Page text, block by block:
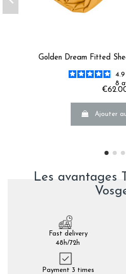
Golden Dream Fitted
4.9
8
Ajouter
Les avantages
Fast delivery
48h/72h
Payment 3 times